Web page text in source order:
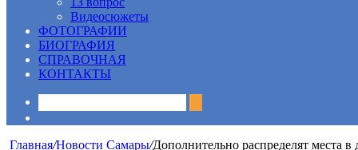
Видеосюжеты
ФОТОГРАФИИ
БИОГРАФИЯ
СПРАВОЧНАЯ
КОНТАКТЫ
Главная/Новости Самары/Дополнительно распределят места в